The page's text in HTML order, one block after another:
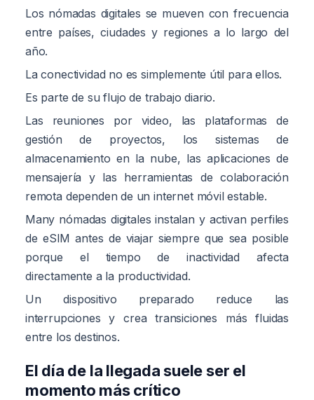
Los nómadas digitales se mueven con frecuencia
entre países, ciudades y regiones a lo largo del
año.
La conectividad no es simplemente útil para ellos.
Es parte de su flujo de trabajo diario.
Las reuniones por video, las plataformas de
gestión de proyectos, los sistemas de
almacenamiento en la nube, las aplicaciones de
mensajería y las herramientas de colaboración
remota dependen de un internet móvil estable.
Many nómadas digitales instalan y activan perfiles
de eSIM antes de viajar siempre que sea posible
porque el tiempo de inactividad afecta
directamente a la productividad.
Un dispositivo preparado reduce las
interrupciones y crea transiciones más fluidas
entre los destinos.
El día de la llegada suele ser el
momento más crítico